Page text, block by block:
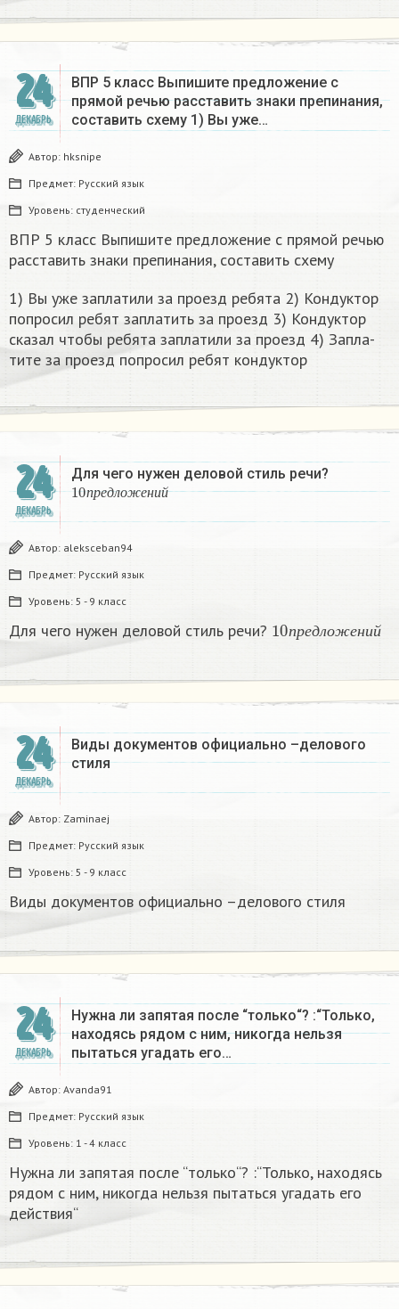
24
ДЕКАБРЬ
ВПР 5 класс Выпишите предложение с
прямой речью расставить знаки препинания,
составить схему 1) Вы уже…
Автор: hksnipe
Предмет: Русский язык
Уровень: студенческий
ВПР 5 класс Выпишите предложение с прямой речью
расставить знаки препинания, составить схему
1) Вы уже за­пла­ти­ли за про­езд ре­бя­та 2) Кон­дук­тор
по­про­сил ребят за­пла­тить за про­езд 3) Кон­дук­тор
ска­зал чтобы ре­бя­та за­пла­ти­ли за про­езд 4) За­пла­
ти­те за про­езд по­про­сил ребят кон­дук­тор​
24
ДЕКАБРЬ
Для чего нужен деловой стиль речи?
пр е дл о ж е н и й
10пр ед лож ений
Автор: aleksceban94
Предмет: Русский язык
Уровень: 5 - 9 класс
Для чего нужен деловой стиль речи? п р е дл о ж е н и й
10 д ий
24
ДЕКАБРЬ
Виды документов официально –делового
стиля
Автор: Zaminaej
Предмет: Русский язык
Уровень: 5 - 9 класс
Виды документов официально –делового стиля
24
ДЕКАБРЬ
Нужна ли запятая после “только“? :“Только,
находясь рядом с ним, никогда нельзя
пытаться угадать его…
Автор: Avanda91
Предмет: Русский язык
Уровень: 1 - 4 класс
Нужна ли запятая после “только“? :“Только, находясь
рядом с ним, никогда нельзя пытаться угадать его
действия“